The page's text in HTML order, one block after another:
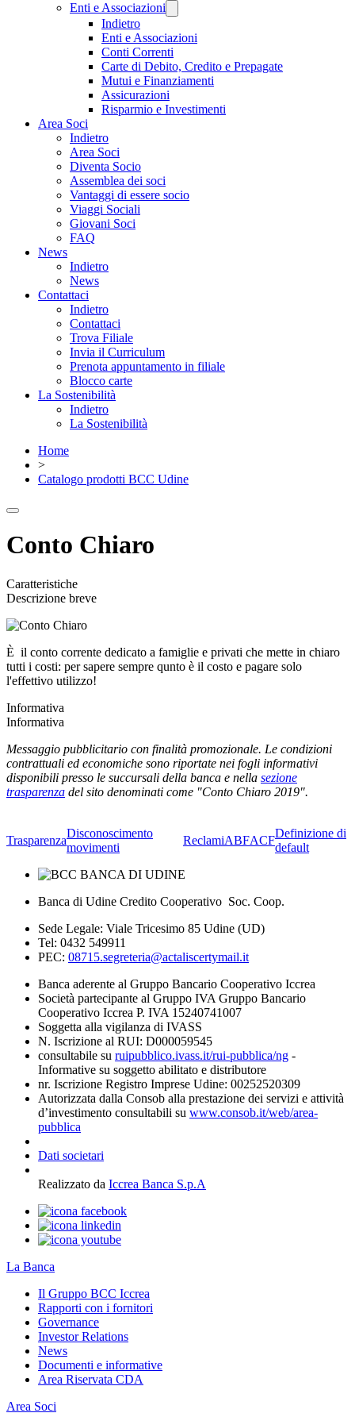
Enti e Associazioni
Indietro
Enti e Associazioni
Conti Correnti
Carte di Debito, Credito e Prepagate
Mutui e Finanziamenti
Assicurazioni
Risparmio e Investimenti
Area Soci
Indietro
Area Soci
Diventa Socio
Assemblea dei soci
Vantaggi di essere socio
Viaggi Sociali
Giovani Soci
FAQ
News
Indietro
News
Contattaci
Indietro
Contattaci
Trova Filiale
Invia il Curriculum
Prenota appuntamento in filiale
Blocco carte
La Sostenibilità
Indietro
La Sostenibilità
Home
>
Catalogo prodotti BCC Udine
Conto Chiaro
Caratteristiche
Descrizione breve
È il conto corrente dedicato a famiglie e privati che mette in chiaro
tutti i costi: per sapere sempre qunto è il costo e pagare solo
l'effettivo utilizzo!
Informativa
Informativa
Messaggio pubblicitario con finalità promozionale. Le condizioni
contrattuali ed economiche sono riportate nei fogli informativi
disponibili presso le succursali della banca e nella sezione
trasparenza del sito denominati come "Conto Chiaro 2019".
Trasparenza
Disconoscimento
movimenti
ReclamiABFACF
Definizione di
default
Banca di Udine Credito Cooperativo Soc. Coop.
Sede Legale: Viale Tricesimo 85 Udine (UD)
Tel: 0432 549911
PEC: 08715.segreteria@actaliscertymail.it
Banca aderente al Gruppo Bancario Cooperativo Iccrea
Società partecipante al Gruppo IVA Gruppo Bancario
Cooperativo Iccrea P. IVA 15240741007
Soggetta alla vigilanza di IVASS
N. Iscrizione al RUI: D000059545
consultabile su ruipubblico.ivass.it/rui-pubblica/ng -
Informative su soggetto abilitato e distributore
nr. Iscrizione Registro Imprese Udine: 00252520309
Autorizzata dalla Consob alla prestazione dei servizi e attività
d’investimento consultabili su www.consob.it/web/area-
pubblica
Dati societari
Realizzato da Iccrea Banca S.p.A
La Banca
Il Gruppo BCC Iccrea
Rapporti con i fornitori
Governance
Investor Relations
News
Documenti e informative
Area Riservata CDA
Area Soci